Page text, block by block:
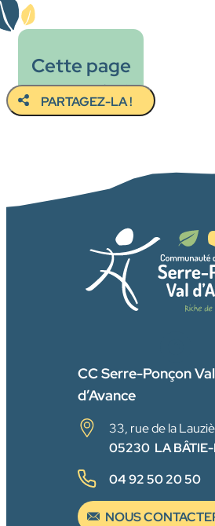
Cette page
vous a plu ?
PARTAGEZ-LA !
CC Serre-Ponçon Val
d’Avance
33, rue de la
05230 LA BÂTIE-
04 92 50 20 50
NOUS